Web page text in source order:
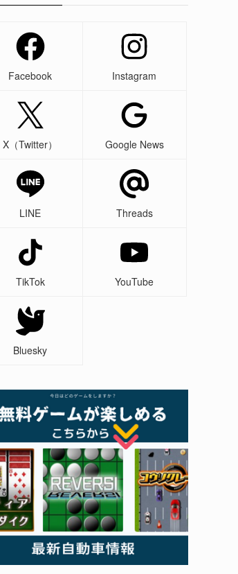
Facebook Instagram
X（Twitter） Google News
LINE Threads
TikTok YouTube
Bluesky